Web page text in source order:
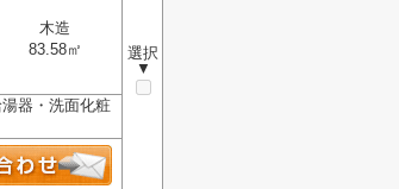
選択
▼
木造
83.58㎡
器・洗面化粧